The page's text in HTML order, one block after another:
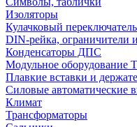
Изоляторы
Кулачковый переключатель
DIN-рейка, ограничители
Конденсаторы ДПС
Модульное оборудование
Плавкие вставки и
Силовые автоматические
Климат
Трансформаторы